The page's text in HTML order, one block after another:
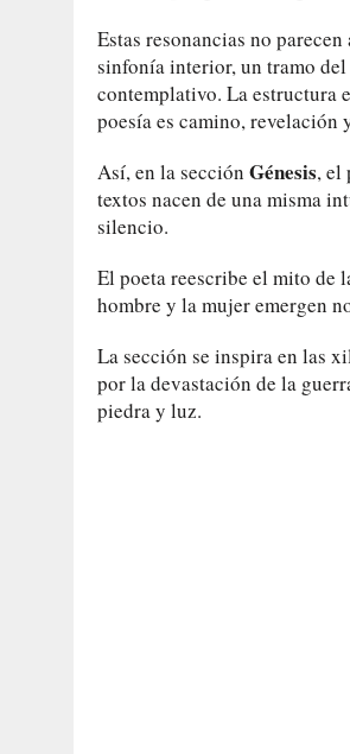
Estas resonancias no
sinfonía interior, un tramo
contemplativo. La estructura
poesía es camino, revelación
Así, en la sección Génesis, el
textos nacen de una misma
silencio.
El poeta reescribe el mito de
hombre y la mujer emergen
La sección se inspira en las
por la devastación de la
piedra y luz.